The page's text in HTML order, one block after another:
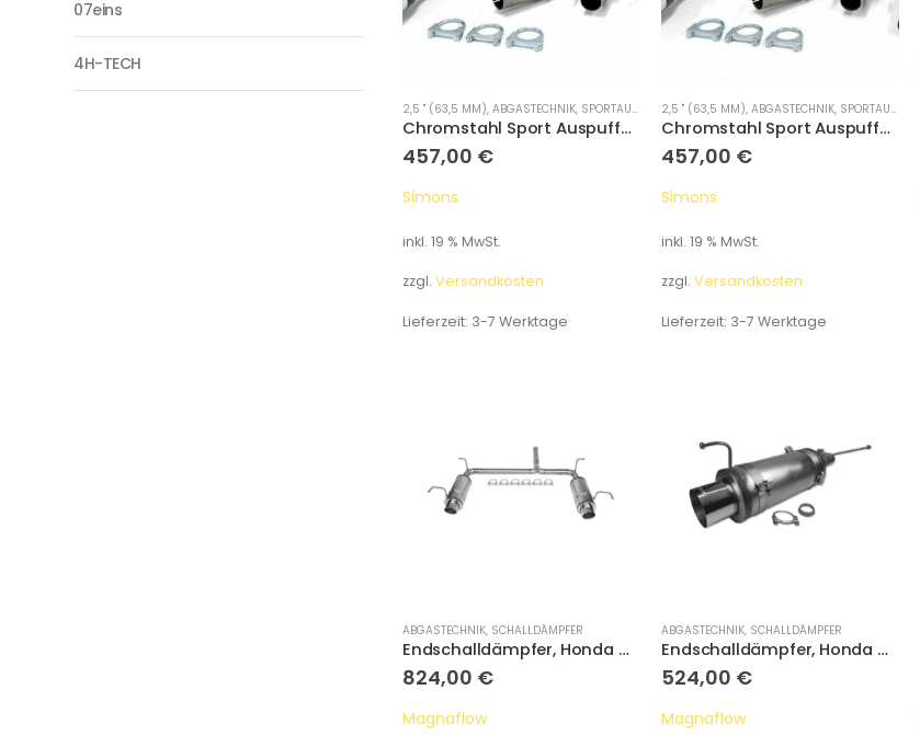
2,5 " (63,5 MM), ABGASTECHNIK, SPORTAUSPUFFANLAGEN
Chromstahl Sport Auspuffanlage 1x100mm rund Honda Civic Limousine/Coupe 3/5 Türer 1.3-1.6 Baujahr 92-00 mit 3-Loch Flansch
457,00 €
Simons
inkl. 19 % MwSt.
zzgl. Versandkosten
Lieferzeit: 3-7 Werktage
2,5 " (63,5 MM),ABGASTECHNIK, SPORTAUSPUFFANLAGEN
Chromstahl Sport Auspuffanlage 1x100mm rund Honda Civic Limousine/Coupe 3/5 Türer 1.5-1.6 Baujahr 92-00 mit 2-Loch-Flansch
457,00 €
Simons
inkl. 19 % MwSt.
zzgl.Versandkosten
Lieferzeit: 3-7 Werktage
ABGASTECHNIK, SCHALLDÄMPFER
Endschalldämpfer, Honda Accord CG2 CG4
824,00 €
Magnaflow
ABGASTECHNIK, SCHALLDÄMPFER
Endschalldämpfer, Honda Accord CG7 CG8 CG9
524,00 €
Magnaflow
07eins
4H-TECH